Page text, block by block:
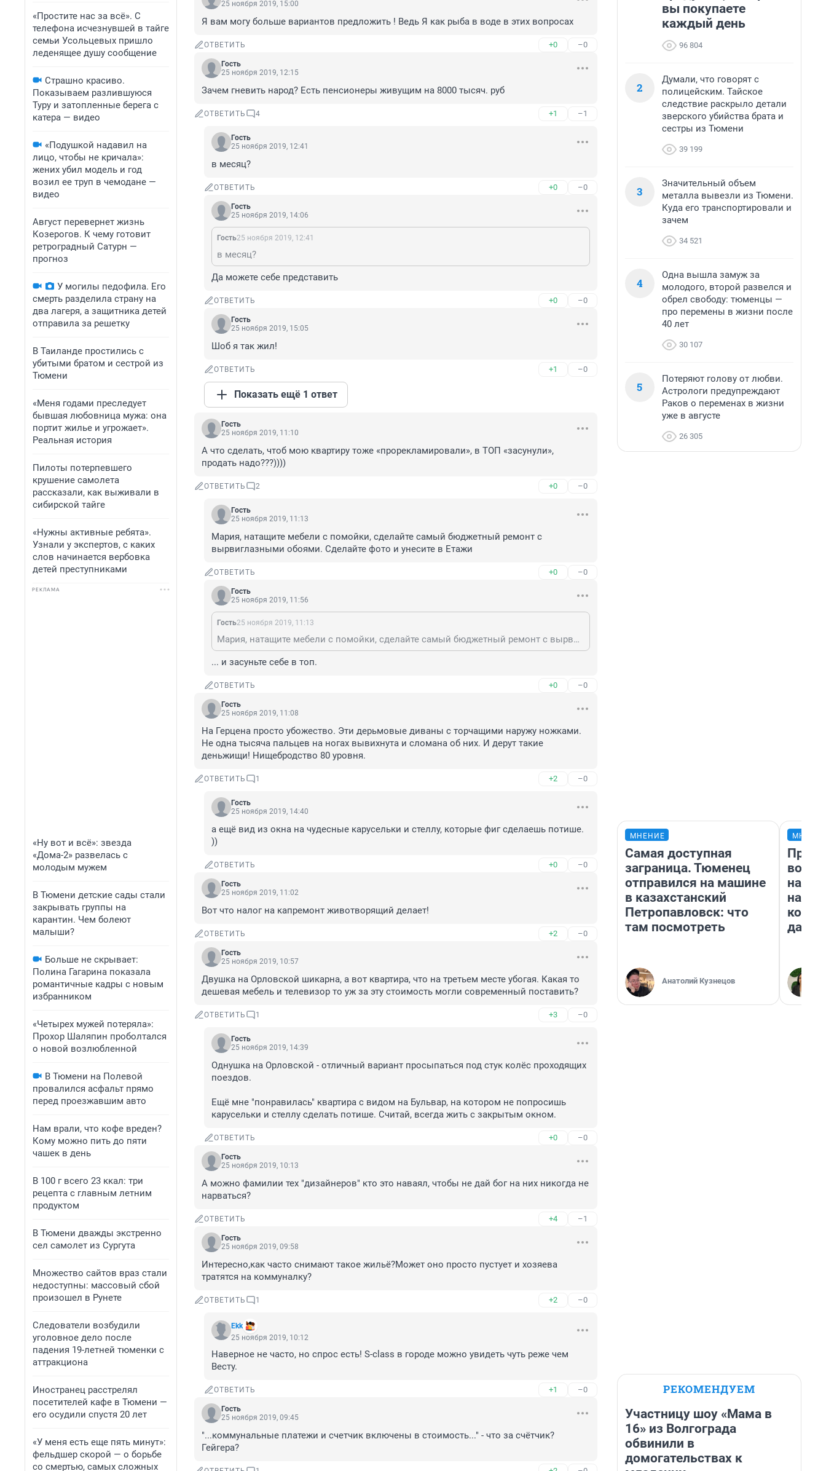
«Простите нас за всё». С
телефона исчезнувшей в тайге
семьи Усольцевых пришло
леденящее душу сообщение
Страшно красиво.
Показываем разлившуюся
Туру и затопленные берега с
катера — видео
«Подушкой надавил на
лицо, чтобы не кричала»:
жених убил модель и год
возил ее труп в чемодане —
видео
Август перевернет жизнь
Козерогов. К чему готовит
ретроградный Сатурн —
прогноз
У могилы педофила. Его
смерть разделила страну на
два лагеря, а защитника детей
отправила за решетку
В Таиланде простились с
убитыми братом и сестрой из
Тюмени
«Меня годами преследует
бывшая любовница мужа: она
портит жилье и угрожает».
Реальная история
Пилоты потерпевшего
крушение самолета
рассказали, как выживали в
сибирской тайге
«Нужны активные ребята».
Узнали у экспертов, с каких
слов начинается вербовка
детей преступниками
РЕКЛАМА
«Ну вот и всё»: звезда
«Дома-2» развелась с
молодым мужем
В Тюмени детские сады стали
закрывать группы на
карантин. Чем болеют
малыши?
Больше не скрывает:
Полина Гагарина показала
романтичные кадры с новым
избранником
«Четырех мужей потеряла»:
Прохор Шаляпин проболтался
о новой возлюбленной
В Тюмени на Полевой
провалился асфальт прямо
перед проезжавшим авто
Нам врали, что кофе вреден?
Кому можно пить до пяти
чашек в день
В 100 г всего 23 ккал: три
рецепта с главным летним
продуктом
В Тюмени дважды экстренно
сел самолет из Сургута
Множество сайтов враз стали
недоступны: массовый сбой
произошел в Рунете
Следователи возбудили
уголовное дело после
падения 19-летней тюменки с
аттракциона
Иностранец расстрелял
посетителей кафе в Тюмени —
его осудили спустя 20 лет
«У меня есть еще пять минут»:
фельдшер скорой — о борьбе
со смертью, самых сложных
25 ноября 2019, 15:00
Я вам могу больше вариантов предложить ! Ведь Я как рыба в воде в этих вопросах
ОТВЕТИТЬ +0 –0
Гость
25 ноября 2019, 12:15
Зачем гневить народ? Есть пенсионеры живущим на 8000 тысяч. руб
ОТВЕТИТЬ 4 +1 –1
Гость
25 ноября 2019, 12:41
в месяц?
ОТВЕТИТЬ +0 –0
Гость
25 ноября 2019, 14:06
Гость25 ноября 2019, 12:41
в месяц?
Да можете себе представить
ОТВЕТИТЬ +0 –0
Гость
25 ноября 2019, 15:05
Шоб я так жил!
ОТВЕТИТЬ +1 –0
Показать ещё 1 ответ
Гость
25 ноября 2019, 11:10
А что сделать, чтоб мою квартиру тоже «прорекламировали», в ТОП «засунули»,
продать надо???))))
ОТВЕТИТЬ 2 +0 –0
Гость
25 ноября 2019, 11:13
Мария, натащите мебели с помойки, сделайте самый бюджетный ремонт с
вырвиглазными обоями. Сделайте фото и унесите в Етажи
ОТВЕТИТЬ +0 –0
Гость
25 ноября 2019, 11:56
Гость25 ноября 2019, 11:13
Мария, натащите мебели с помойки, сделайте самый бюджетный ремонт с вырвиглазными обоями. Сделайте фото и унесите в Етажи
... и засуньте себе в топ.
ОТВЕТИТЬ +0 –0
Гость
25 ноября 2019, 11:08
На Герцена просто убожество. Эти дерьмовые диваны с торчащими наружу ножками.
Не одна тысяча пальцев на ногах вывихнута и сломана об них. И дерут такие
деньжищи! Нищебродство 80 уровня.
ОТВЕТИТЬ 1 +2 –0
Гость
25 ноября 2019, 14:40
а ещё вид из окна на чудесные карусельки и стеллу, которые фиг сделаешь потише.
))
ОТВЕТИТЬ +0 –0
Гость
25 ноября 2019, 11:02
Вот что налог на капремонт животворящий делает!
ОТВЕТИТЬ +2 –0
Гость
25 ноября 2019, 10:57
Двушка на Орловской шикарна, а вот квартира, что на третьем месте убогая. Какая то
дешевая мебель и телевизор то уж за эту стоимость могли современный поставить?
ОТВЕТИТЬ 1 +3 –0
Гость
25 ноября 2019, 14:39
Однушка на Орловской - отличный вариант просыпаться под стук колёс проходящих
поездов.
Ещё мне "понравилась" квартира с видом на Бульвар, на котором не попросишь
карусельки и стеллу сделать потише. Считай, всегда жить с закрытым окном.
ОТВЕТИТЬ +0 –0
Гость
25 ноября 2019, 10:13
А можно фамилии тех "дизайнеров" кто это наваял, чтобы не дай бог на них никогда не
нарваться?
ОТВЕТИТЬ +4 –1
Гость
25 ноября 2019, 09:58
Интересно,как часто снимают такое жильё?Может оно просто пустует и хозяева
тратятся на коммуналку?
ОТВЕТИТЬ 1 +2 –0
Ekk
25 ноября 2019, 10:12
Наверное не часто, но спрос есть! S-class в городе можно увидеть чуть реже чем
Весту.
ОТВЕТИТЬ +1 –0
Гость
25 ноября 2019, 09:45
"...коммунальные платежи и счетчик включены в стоимость..." - что за счётчик?
Гейгера?
вы покупаете
каждый день
96 804
2
Думали, что говорят с
полицейским. Тайское
следствие раскрыло детали
зверского убийства брата и
сестры из Тюмени
39 199
3
Значительный объем
металла вывезли из Тюмени.
Куда его транспортировали и
зачем
34 521
4
Одна вышла замуж за
молодого, второй развелся и
обрел свободу: тюменцы —
про перемены в жизни после
40 лет
30 107
5
Потеряют голову от любви.
Астрологи предупреждают
Раков о переменах в жизни
уже в августе
26 305
МНЕНИЕ
Самая доступная
заграница. Тюменец
отправился на машине
в казахстанский
Петропавловск: что
там посмотреть
Анатолий Кузнецов
нам
даже
РЕКОМЕНДУЕМ
Участницу шоу «Мама в
16» из Волгограда
обвинили в
домогательствах к